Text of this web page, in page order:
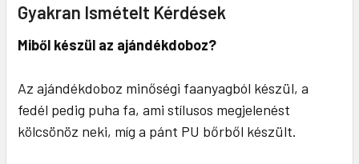
Gyakran Ismételt Kérdések
Miből készül az ajándékdoboz?
Az ajándékdoboz minőségi faanyagból készül, a
fedél pedig puha fa, ami stílusos megjelenést
kölcsönöz neki, míg a pánt PU bőrből készült.